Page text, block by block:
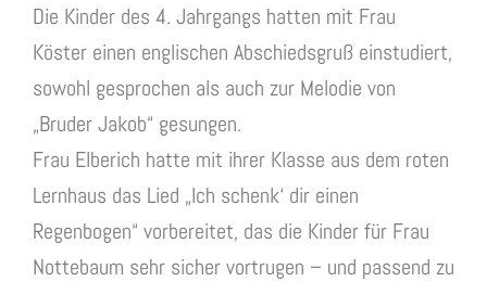
Die Kinder des 4. Jahrgangs hatten mit Frau
Köster einen englischen Abschiedsgruß einstudiert,
sowohl gesprochen als auch zur Melodie von
„Bruder Jakob“ gesungen.
Frau Elberich hatte mit ihrer Klasse aus dem roten
Lernhaus das Lied „Ich schenk‘ dir einen
Regenbogen“ vorbereitet, das die Kinder für Frau
Nottebaum sehr sicher vortrugen – und passend zu